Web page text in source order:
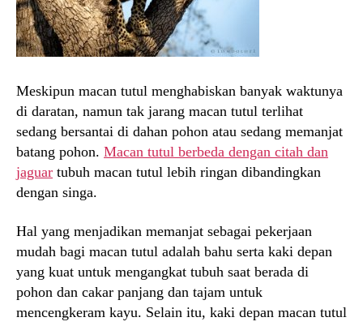
Meskipun macan tutul menghabiskan banyak waktunya
di daratan, namun tak jarang macan tutul terlihat
sedang bersantai di dahan pohon atau sedang memanjat
batang pohon. Macan tutul berbeda dengan citah dan
jaguar tubuh macan tutul lebih ringan dibandingkan
dengan singa.
Hal yang menjadikan memanjat sebagai pekerjaan
mudah bagi macan tutul adalah bahu serta kaki depan
yang kuat untuk mengangkat tubuh saat berada di
pohon dan cakar panjang dan tajam untuk
mencengkeram kayu. Selain itu, kaki depan macan tutul